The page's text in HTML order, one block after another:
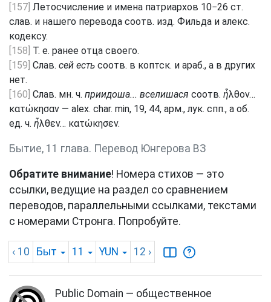
[157] Летосчисление и имена патриархов 10−26 ст.
слав. и нашего перевода соотв. изд. Фильда и алекс.
кодексу.
[158] Т. е. ранее отца своего.
[159] Слав. сей есть соотв. в коптск. и араб., а в других
нет.
[160] Слав. мн. ч. приидоша... вселишася соотв. ἧλθον…
κατώκησαν — alex. char. min, 19, 44, арм., лук. спп., а об.
ед. ч. ἧλθεν… κατώκησεν.
Бытие, 11 глава. Перевод Юнгерова ВЗ
Обратите внимание! Номера стихов — это
ссылки, ведущие на раздел со сравнением
переводов, параллельными ссылками, текстами
с номерами Стронга. Попробуйте.
‹ 10 Быт 11 YUN 12 ›
Public Domain — общественное